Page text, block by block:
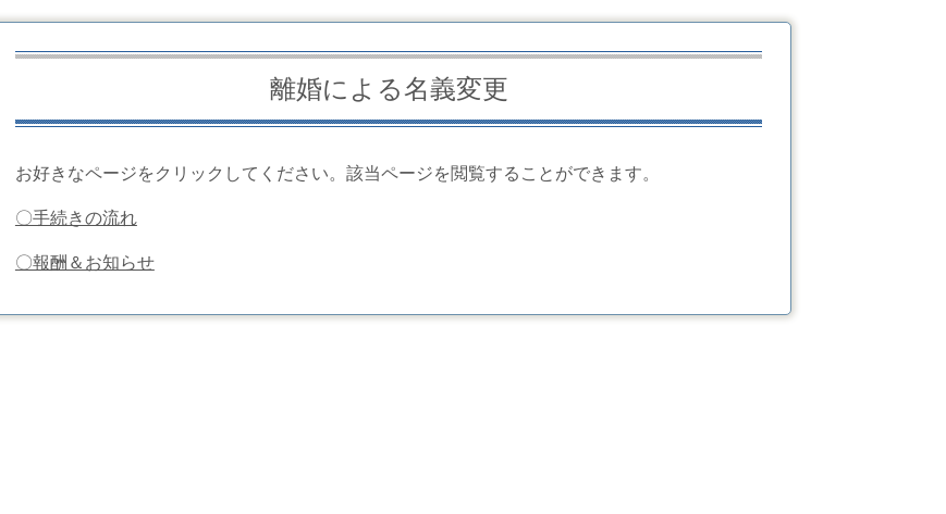
離婚による名義変更
お好きなページをクリックしてください。該当ページを閲覧することができます。
〇手続きの流れ
〇報酬＆お知らせ